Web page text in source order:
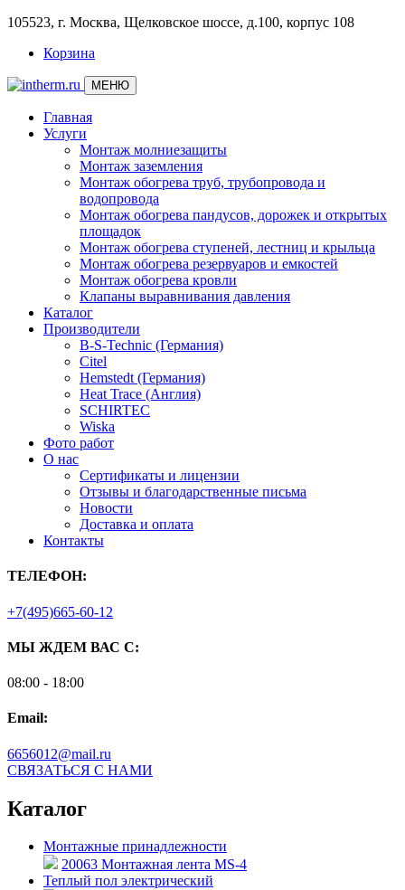
105523, г. Москва, Щелковское шоссе, д.100, корпус 108
Корзина
МЕНЮ
Главная
Услуги
Монтаж молниезащиты
Монтаж заземления
Монтаж обогрева труб, трубопровода и
водопровода
Монтаж обогрева пандусов, дорожек и открытых
площадок
Монтаж обогрева ступеней, лестниц и крыльца
Монтаж обогрева резервуаров и емкостей
Монтаж обогрева кровли
Клапаны выравнивания давления
Каталог
Производители
B-S-Technic (Германия)
Citel
Hemstedt (Германия)
Heat Trace (Англия)
SCHIRTEC
Wiska
Фото работ
О нас
Сертификаты и лицензии
Отзывы и благодарственные письма
Новости
Доставка и оплата
Контакты
ТЕЛЕФОН:
+7(495)665-60-12
МЫ ЖДЕМ ВАС С:
08:00 - 18:00
Email:
6656012@mail.ru
СВЯЗАТЬСЯ С НАМИ
Каталог
Монтажные принадлежности
20063 Монтажная лента MS-4
Теплый пол электрический